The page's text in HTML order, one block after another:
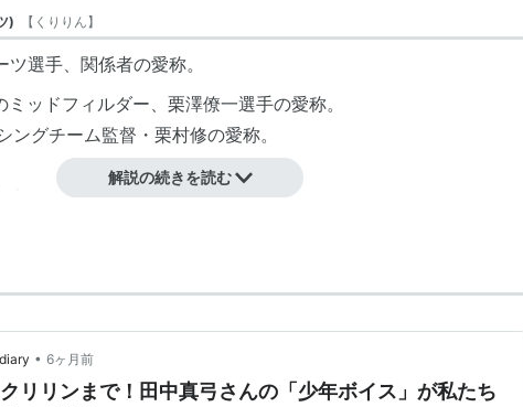
) 【 くりりん】
選手、関係者の愛称。
ミッドフィルダー、栗澤僚一選手の愛称。
ングチーム監督・栗村修の愛称。
くりりん】
より亀仙人（武天老師）の元へ（エロ本を渡して）修行へ来た。
、多彩な気功波のバリエーションを発明し、また、空間を立体的
イルが特徴。必殺技は気円斬。*1
娘はマーロン。元恋人はマロン（注：アニメ版のオリジナルキャ
解説の続きを読む
• 6ヶ月前
リリンまで！田中真弓さんの「少年ボイス」が私たち